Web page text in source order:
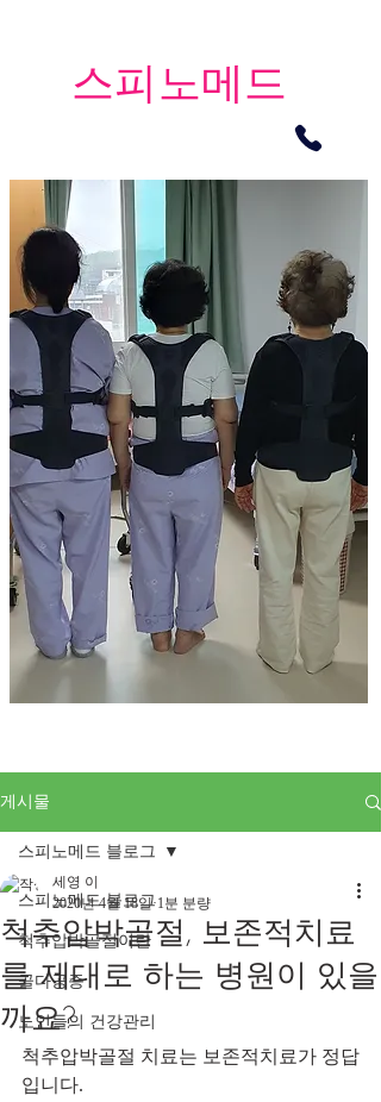
​스피노메드
게시물
스피노메드 블로그
척추압박골절이란
골다공증
노인들의 건강관리
스피노메드 블로그
척추압박골절, 보존적치료
를 제대로 하는 병원이 있을
까요?
세영 이
2020년 4월 18일 1분 분량
척추압박골절 치료는 보존적치료가 정답
입니다.